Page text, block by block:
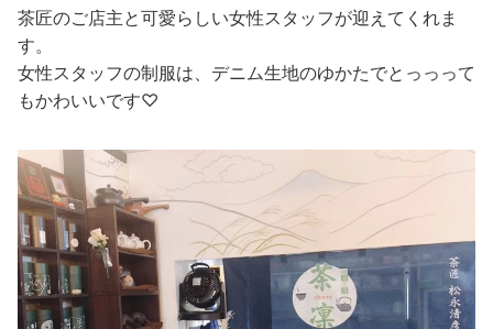
茶匠のご店主と可愛らしい女性スタッフが迎えてくれま
す。
女性スタッフの制服は、デニム生地のゆかたでとっっって
もかわいいです♡